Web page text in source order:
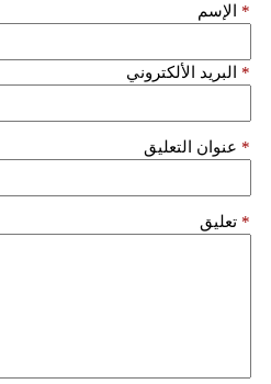
الإسم *
البريد الألكتروني *
عنوان التعليق *
تعليق *